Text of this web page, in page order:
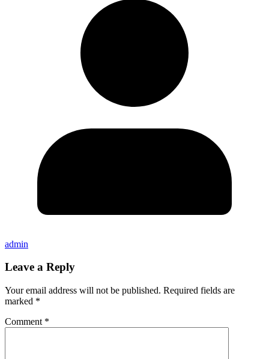
admin
Leave a Reply
Your email address will not be published. Required fields are
marked *
Comment *